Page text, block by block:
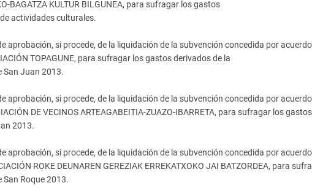
BAGATZA KULTUR BILGUNEA, para sufragar los gastos
actividades culturales.
si procede, de la liquidación de la subvención concedida por
TOPAGUNE, para sufragar los gastos derivados de la
San Juan 2013.
si procede, de la liquidación de la subvención concedida por
DE VECINOS ARTEAGABEITIA-ZUAZO-IBARRETA, para sufragar los
2013.
si procede, de la liquidación de la subvención concedida por
ROKE DEUNAREN GEREZIAK ERREKATXOKO JAI BATZORDEA, para
Roque 2013.